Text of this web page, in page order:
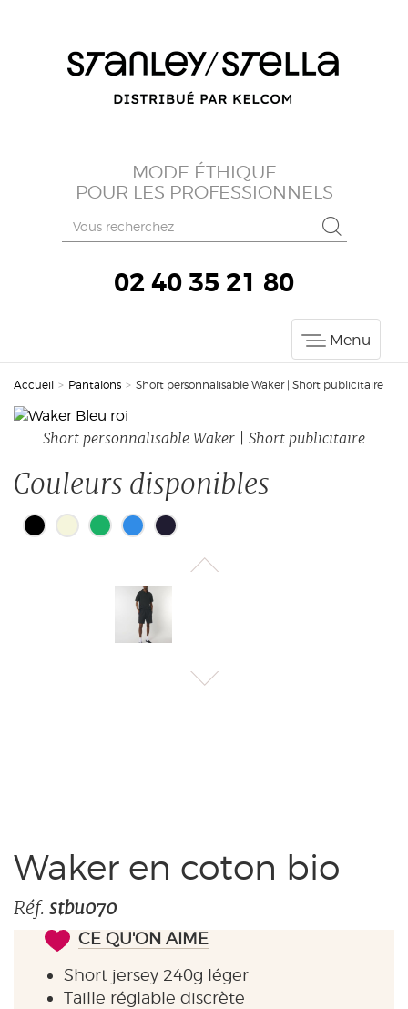
MODE ÉTHIQUE
POUR LES PROFESSIONNELS
02 40 35 21 80
Menu
Accueil > Pantalons > Short personnalisable Waker | Short publicitaire
Short personnalisable Waker | Short publicitaire
Couleurs disponibles
Waker en coton bio
Réf. stbu070
CE QU'ON AIME
Short jersey 240g léger
Taille réglable discrète